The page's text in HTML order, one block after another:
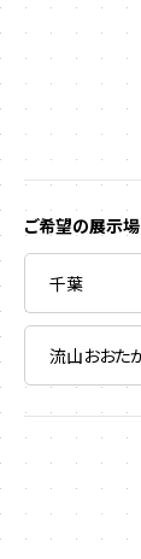
ご希望の展示場